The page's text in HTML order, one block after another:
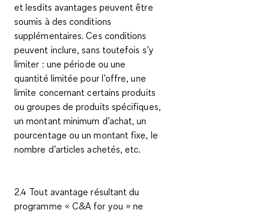
et lesdits avantages peuvent être
soumis à des conditions
supplémentaires. Ces conditions
peuvent inclure, sans toutefois s’y
limiter : une période ou une
quantité limitée pour l’offre, une
limite concernant certains produits
ou groupes de produits spécifiques,
un montant minimum d’achat, un
pourcentage ou un montant fixe, le
nombre d’articles achetés, etc.
2.4 Tout avantage résultant du
programme « C&A for you » ne